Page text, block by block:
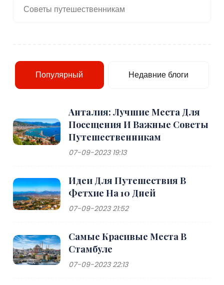
Советы путешественникам
Популярный Недавние блоги
Анталия: Лучшие Места Для
Посещения И Важные Советы
Путешественникам
07-09-2023 19:13
Идеи Для Путешествия В
Фетхие На 10 Дней
07-09-2023 21:52
Самые Красивые Места В
Стамбуле
07-09-2023 22:13